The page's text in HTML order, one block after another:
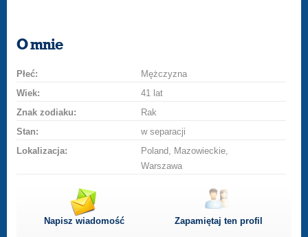
O mnie
Płeć:
Mężczyzna
Wiek:
41 lat
Znak zodiaku:
Rak
Stan:
w separacji
Lokalizacja:
Poland, Mazowieckie,
Warszawa
Napisz wiadomość Zapamiętaj ten profil